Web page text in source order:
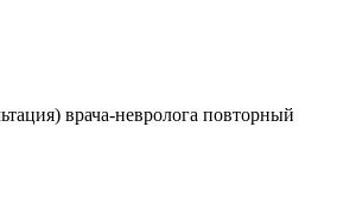
врача-невролога повторный